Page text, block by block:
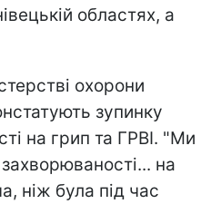
областях, а
охорони
зупинку
на грип та ГРВІ. "Ми
на
ніж була під час